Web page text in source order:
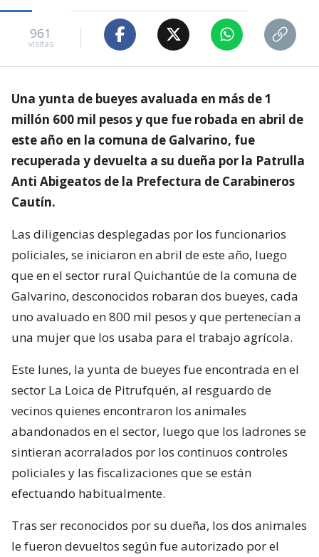
961
visitas
Una yunta de bueyes avaluada en más de 1
millón 600 mil pesos y que fue robada en abril de
este año en la comuna de Galvarino, fue
recuperada y devuelta a su dueña por la Patrulla
Anti Abigeatos de la Prefectura de Carabineros
Cautín.
Las diligencias desplegadas por los funcionarios
policiales, se iniciaron en abril de este año, luego
que en el sector rural Quichantúe de la comuna de
Galvarino, desconocidos robaran dos bueyes, cada
uno avaluado en 800 mil pesos y que pertenecían a
una mujer que los usaba para el trabajo agrícola.
Este lunes, la yunta de bueyes fue encontrada en el
sector La Loica de Pitrufquén, al resguardo de
vecinos quienes encontraron los animales
abandonados en el sector, luego que los ladrones se
sintieran acorralados por los continuos controles
policiales y las fiscalizaciones que se están
efectuando habitualmente.
Tras ser reconocidos por su dueña, los dos animales
le fueron devueltos según fue autorizado por el